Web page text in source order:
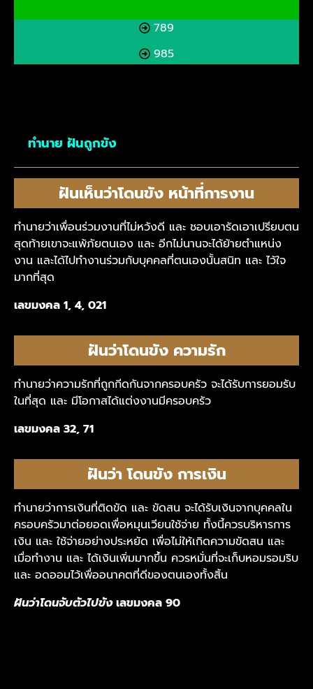
789
985
ทำนาย ฝันถูกขัง
ฝันเห็นว่าโดนขัง หน้าที่การงาน
ทำนายว่าเพื่อนร่วมงานที่ไม่หวังดี และ ชอบเอารัดเอาเปรียบตน
สุดท้ายเขาจะแพ้ภัยตนเอง และ อีกไม่นานจะได้ย้ายตำแหน่ง
งาน และได้ไปทำงานร่วมกับบุคคลที่ตนเองนั้นสนิท และ ไว้ใจ
มากที่สุด
เลขมงคล 1, 4, 021
ฝันว่าโดนขัง ความรัก
ทำนายว่าความรักที่ถูกกีดกันจากครอบครัว จะได้รับการยอมรับ
ในที่สุด และ มีโอกาสได้แต่งงานมีครอบครัว
เลขมงคล 32, 71
ฝันว่า โดนขัง การเงิน
ทำนายว่าการเงินที่ติดขัด และ ขัดสน จะได้รับเงินจากบุคคลใน
ครอบครัวมาต่อยอดเพื่อหมุนเวียนใช้จ่าย ทั้งนี้ควรบริหารการ
เงิน และ ใช้จ่ายอย่างประหยัด เพื่อไม่ให้เกิดความขัดสน และ
เมื่อทำงาน และ ได้เงินเพิ่มมากขึ้น ควรหมั่นที่จะเก็บหอมรอมริบ
และ อดออมไว้เพื่ออนาคตที่ดีของตนเองทั้งสิ้น
ฝันว่าโดนจับตัวไปขังเลขมงคล 90